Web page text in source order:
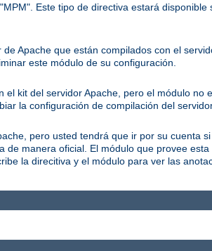
Este tipo de directiva estará disponible
Apache que están compilados con el
este módulo de su configuración.
kit del servidor Apache, pero el módulo no
la configuración de compilación del
pero usted tendrá que ir por su cuenta
manera oficial. El módulo que provee
la direcitiva y el módulo para ver las